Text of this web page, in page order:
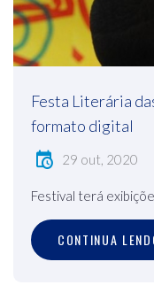
Festa Literária
formato digital
29 out, 2020
Festival terá
CONTINUA